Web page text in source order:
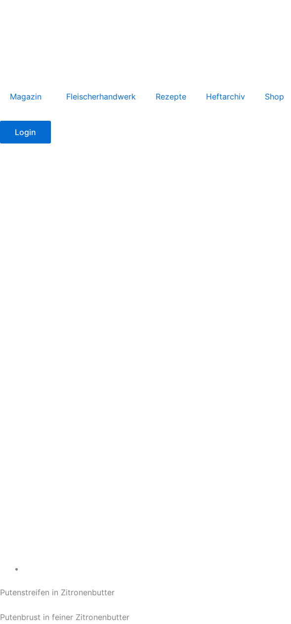
Magazin Fleischerhandwerk Rezepte Heftarchiv Shop
Login
Putenstreifen in Zitronenbutter
Putenbrust in feiner Zitronenbutter